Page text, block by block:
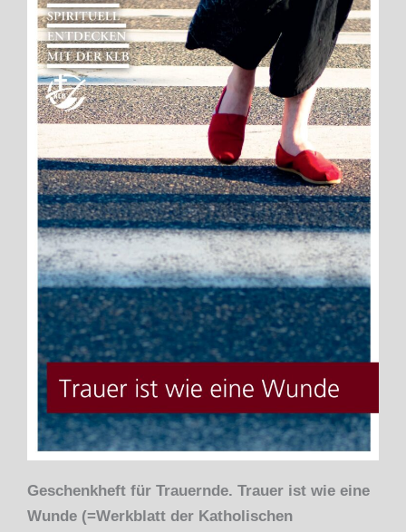
Geschenkheft für Trauernde. Trauer ist wie eine
Wunde (=Werkblatt der Katholischen